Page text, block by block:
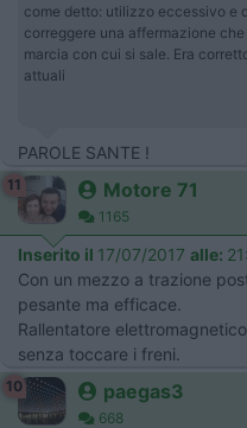
come detto: utilizzo eccessivo e
correggere una affermazione
marcia con cui si sale. Era
attuali
PAROLE SANTE !
11 Motore 71
1165
Inserito il 17/07/2017 alle:
Con un mezzo a trazione
pesante ma efficace.
Rallentatore
senza toccare i freni.
10 paegas3
668